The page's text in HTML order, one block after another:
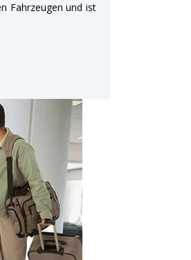
Fahrzeugen und ist